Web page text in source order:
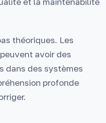
théoriques. Les
peuvent avoir des
dans des systèmes
profonde